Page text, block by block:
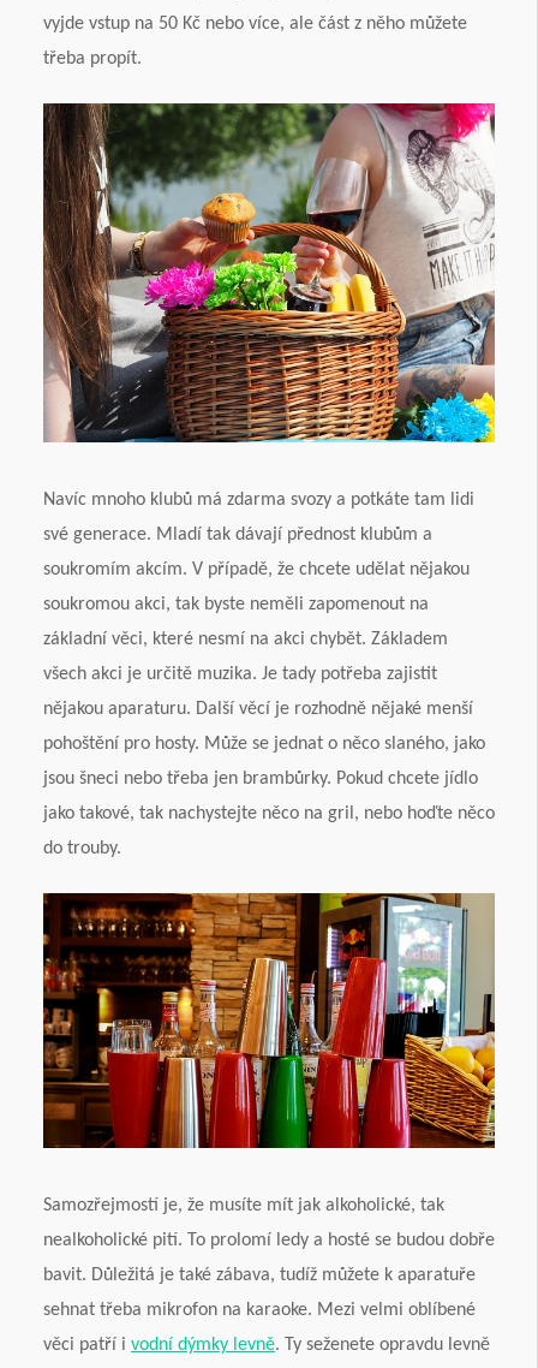
vyjde vstup na 50 Kč nebo více, ale část z něho můžete
třeba propít.
Navíc mnoho klubů má zdarma svozy a potkáte tam lidi
své generace. Mladí tak dávají přednost klubům a
soukromím akcím. V případě, že chcete udělat nějakou
soukromou akci, tak byste neměli zapomenout na
základní věci, které nesmí na akci chybět. Základem
všech akci je určitě muzika. Je tady potřeba zajistit
nějakou aparaturu. Další věcí je rozhodně nějaké menší
pohoštění pro hosty. Může se jednat o něco slaného, jako
jsou šneci nebo třeba jen brambůrky. Pokud chcete jídlo
jako takové, tak nachystejte něco na gril, nebo hoďte něco
do trouby.
Samozřejmostí je, že musíte mít jak alkoholické, tak
nealkoholické pití. To prolomí ledy a hosté se budou dobře
bavit. Důležitá je také zábava, tudíž můžete k aparatuře
sehnat třeba mikrofon na karaoke. Mezi velmi oblíbené
věci patří i vodní dýmky levně. Ty seženete opravdu levně